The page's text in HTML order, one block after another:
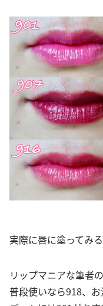
実際に唇に塗ってみ
リップマニアな筆者
普段使いなら918、お